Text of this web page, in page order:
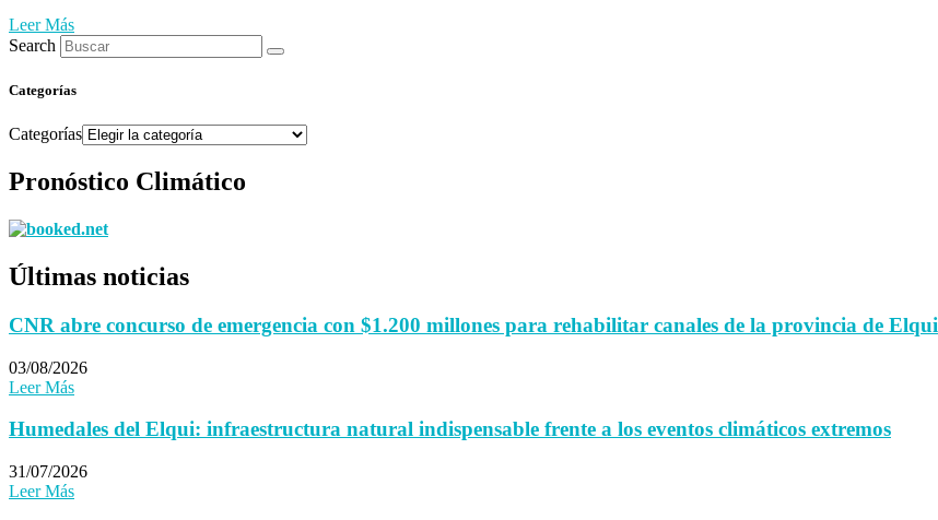
Leer Más
Search
Categorías
Categorías
Pronóstico Climático
Últimas noticias
CNR abre concurso de emergencia con $1.200 millones para rehabilitar canales de la provincia de Elqui
03/08/2026
Leer Más
Humedales del Elqui: infraestructura natural indispensable frente a los eventos climáticos extremos
31/07/2026
Leer Más